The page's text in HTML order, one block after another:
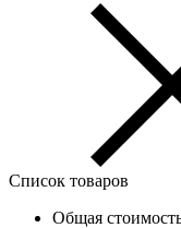
Список товаров
Общая